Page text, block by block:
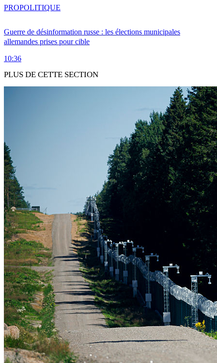
Guerre de désinformation russe : les élections municipales
allemandes prises pour cible
10:36
PROPOLITIQUE
PLUS DE CETTE SECTION